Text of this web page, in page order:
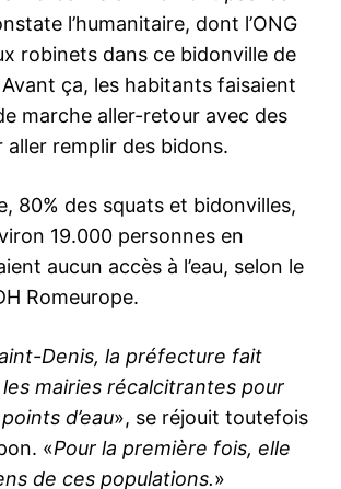
l’humanitaire, dont l’ONG
robinets dans ce bidonville de
ça, les habitants faisaient
marche aller-retour avec des
aller remplir des bidons.
80% des squats et bidonvilles,
19.000 personnes en
aucun accès à l’eau, selon le
Romeurope.
Denis, la préfecture fait
mairies récalcitrantes pour
d’eau», se réjouit toutefois
«Pour la première fois, elle
de ces populations.»